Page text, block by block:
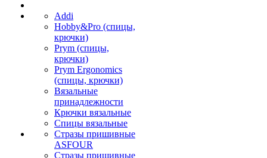
Addi
Hobby&Pro (спицы,
крючки)
Prym (спицы,
крючки)
Prym Ergonomics
(спицы, крючки)
Вязальные
принадлежности
Крючки вязальные
Спицы вязальные
Стразы пришивные
ASFOUR
Стразы пришивные